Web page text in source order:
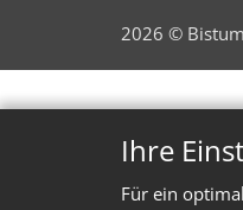
Ihre
Für ein
2026 ©